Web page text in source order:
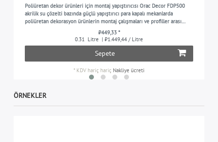
Poliüretan dekor ürünleri için montaj yapıştırıcısı Orac Decor FDP500
akrilik su çözelti bazında güçlü yapıştırıcı para kapalı mekanlarda
poliüretan dekorasyon ürünlerin montaj çalışmaları ve profiller arası
₺449,33 *
0.31
Litre | ₺1.449,44 / Litre
Sepete
* KDV hariç hariç Nakliye ücreti
ÖRNEKLER